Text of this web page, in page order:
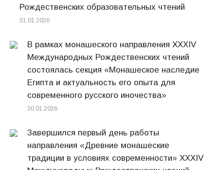
Рождественских образовательных чтений
31.01.2026
В рамках монашеского направления XXXIV
Международных Рождественских чтений
состоялась секция «Монашеское наследие
Египта и актуальность его опыта для
современного русского иночества»
30.01.2026
Завершился первый день работы
направления «Древние монашеские
традиции в условиях современности» XXXIV